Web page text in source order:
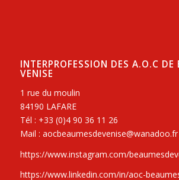
INTERPROFESSION DES A.O.C DE
VENISE
1 rue du moulin
84190 LAFARE
Tél : +33 (0)4 90 36 11 26
Mail : aocbeaumesdevenise@wanadoo.fr
https://www.instagram.com/
https://www.linkedin.com/in/aoc-